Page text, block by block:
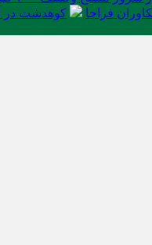
فراجا کوهدشت در